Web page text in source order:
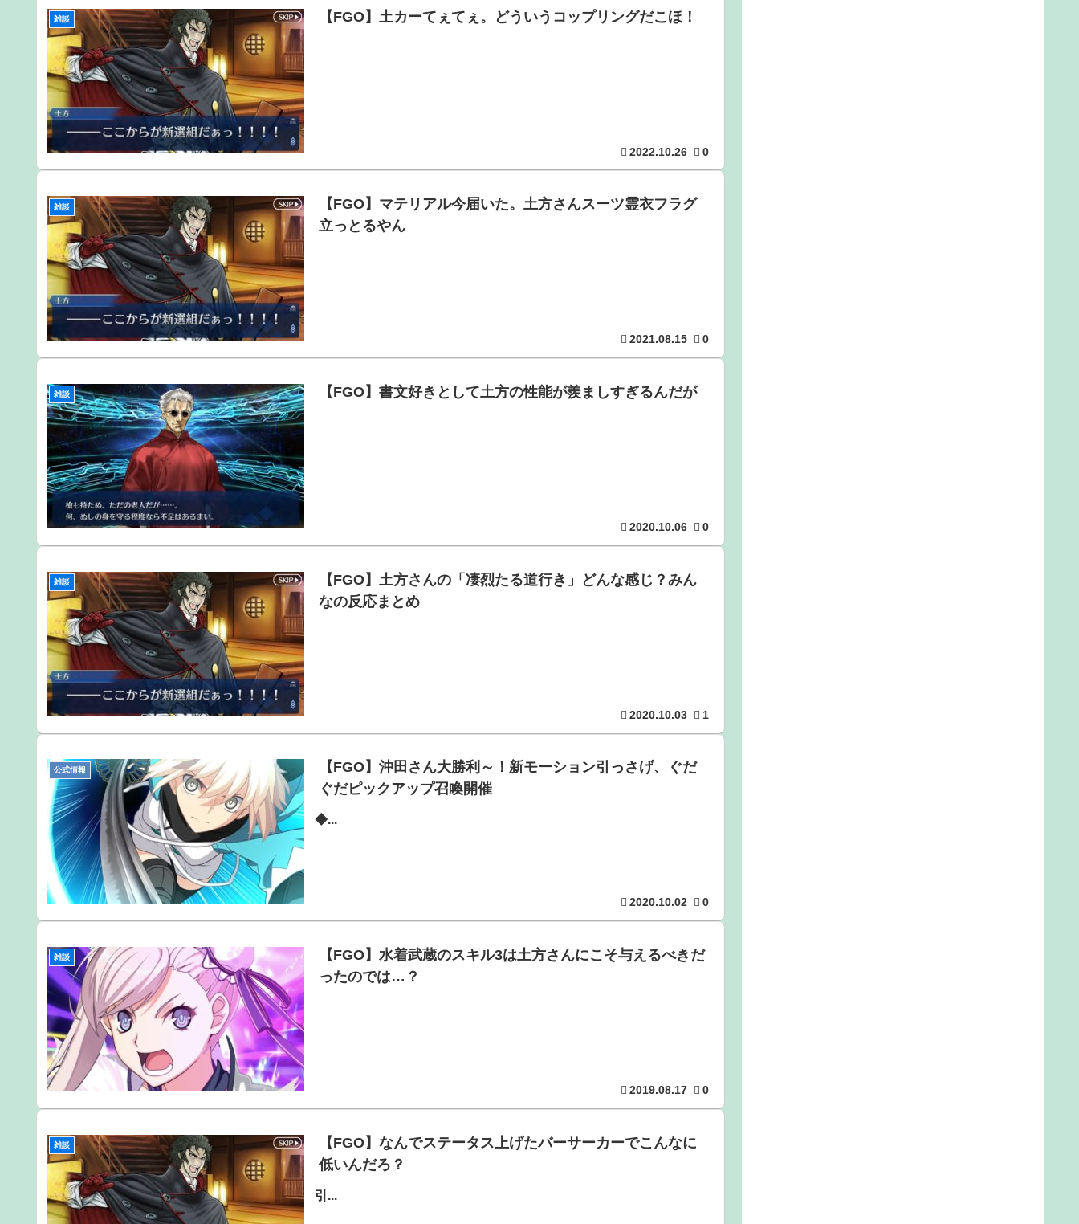
雑談 【FGO】土カーてぇてぇ。どういうコップリングだこほ！
2022.10.26 0
雑談
【FGO】マテリアル今届いた。土方さんスーツ霊衣フラグ
立っとるやん
2021.08.15 0
雑談 【FGO】書文好きとして土方の性能が羨ましすぎるんだが
2020.10.06 0
雑談
【FGO】土方さんの「凄烈たる道行き」どんな感じ？みん
なの反応まとめ
2020.10.03 1
公式情報
【FGO】沖田さん大勝利～！新モーション引っさげ、ぐだ
ぐだピックアップ召喚開催
◆...
2020.10.02 0
雑談
【FGO】水着武蔵のスキル3は土方さんにこそ与えるべきだ
ったのでは…？
2019.08.17 0
雑談
【FGO】なんでステータス上げたバーサーカーでこんなに
低いんだろ？
引...